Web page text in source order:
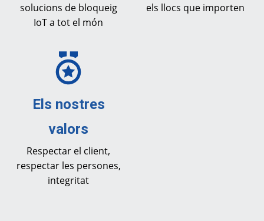
solucions de bloqueig
IoT a tot el món
els llocs que importen
Els nostres
valors
Respectar el client,
respectar les persones,
integritat